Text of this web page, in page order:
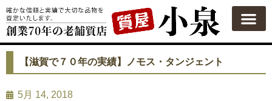
【滋賀で７０年の実績】ノモス・タンジェント
5月 14, 2018